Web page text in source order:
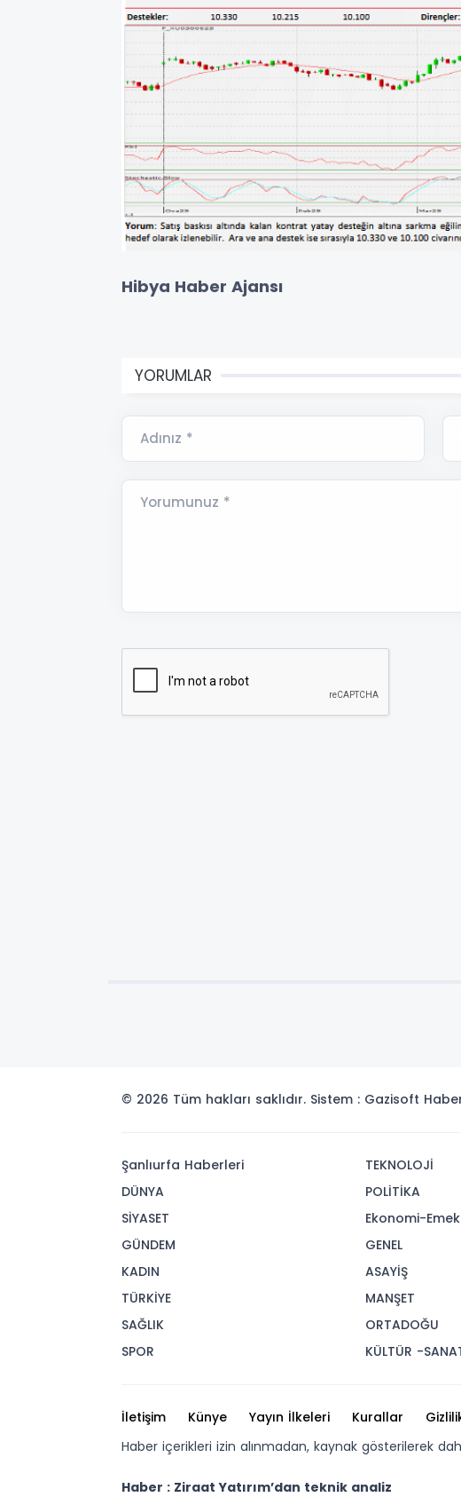
Hibya Haber Ajansı
YORUMLAR
Adınız *
Yorumunuz *
© 2026 Tüm hakları saklıdır. Sistem : Gazisoft
Şanlıurfa Haberleri
DÜNYA
SİYASET
GÜNDEM
KADIN
TÜRKİYE
SAĞLIK
SPOR
TEKNOLOJİ
POLİTİKA
Ekonomi-Emek
GENEL
ASAYİŞ
MANŞET
ORTADOĞU
KÜLTÜR -
İletişim Künye Yayın İlkeleri Kurallar
Haber içerikleri izin alınmadan, kaynak gösterilerek
Haber : Ziraat Yatırım’dan teknik analiz